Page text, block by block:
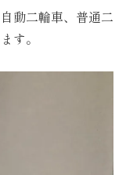
動二輪車、普通二
す。